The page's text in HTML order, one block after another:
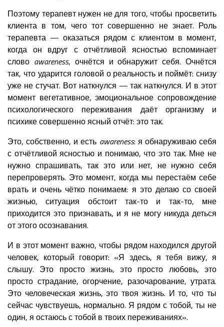
Поэтому терапевт нужен не для того, чтобы просветить
клиента в том, чего тот совершенно не знает. Роль
терапевта — оказаться рядом с клиентом в момент,
когда он вдруг с отчётливой ясностью вспоминает
слово awareness, очнётся и обнаружит себя. Очнётся
так, что ударится головой о реальность и поймёт: снизу
уже не стучат. Вот наткнулся — так наткнулся. И в этот
момент вегетативное, эмоциональное сопровождение
психологического переживания даёт организму и
психике совершенно ясный отчёт: это так.
Это, собственно, и есть awareness: я обнаруживаю себя
с отчётливой ясностью и понимаю, что это так. Мне не
нужно спрашивать, так это или нет, не нужно себя
перепроверять. Это момент, когда мы перестаём себе
врать и очень чётко понимаем: я это делаю со своей
жизнью, ситуация обстоит так-то и так-то, мне
приходится это признавать, и я не могу никуда деться
от этого осознавания.
И в этот момент важно, чтобы рядом находился другой
человек, который говорит: «Я здесь, я тебя вижу, я
слышу. Это просто жизнь, это просто любовь, это
просто страдание, огорчение, разочарование, утрата.
Это человеческая жизнь, это твоя жизнь. И то, что ты
сейчас чувствуешь, нормально. Я рядом с тобой, ты не
один, я остаюсь с тобой в твоих переживаниях».